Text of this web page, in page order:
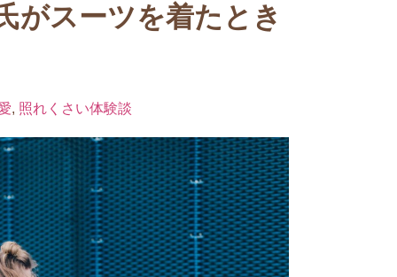
がスーツを着たとき
, 照れくさい体験談